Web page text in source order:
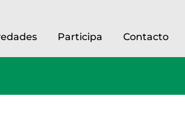
Participa Contacto